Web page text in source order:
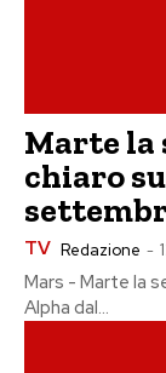
Marte la
chiaro
TV Redazione -
Mars - Marte la
Alpha dal...